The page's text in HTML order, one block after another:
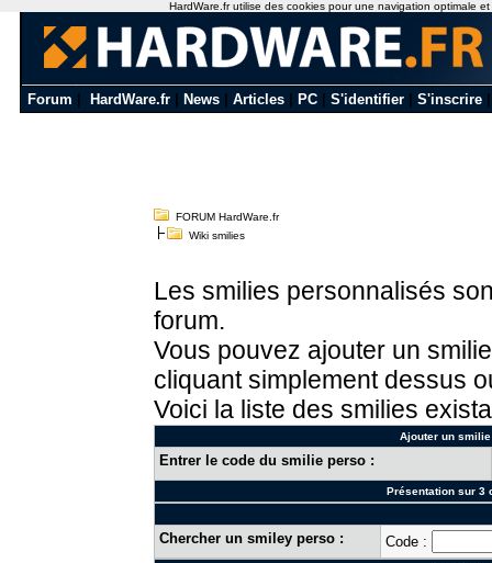
Forum HardWare.fr News Articles PC S'identifier S'inscrire
FORUM HardWare.fr
Wiki smilies
Les smilies personnalisés
forum.
Vous pouvez ajouter un
cliquant simplement dessus
Voici la liste des smilies
Ajouter un
Entrer le code du smilie perso :
Présentation sur 3
Chercher un smiley perso : Code :
HardWare.fr utilise des cookies pour une navigation optimale